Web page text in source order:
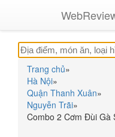
Trang chủ»
Hà Nội»
Quận Thanh Xuân»
Nguyễn Trãi»
Combo 2 Cơm Đùi Gà